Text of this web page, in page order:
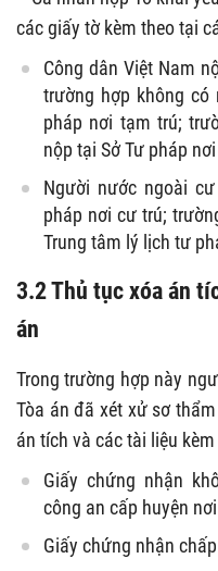
các giấy tờ kèm theo tại
Công dân Việt Nam
trường hợp không
pháp nơi tạm trú;
nộp tại Sở Tư pháp
Người nước ngoài
pháp nơi cư trú;
Trung tâm lý lịch tư
3.2 Thủ tục xóa án
án
Trong trường hợp này
Tòa án đã xét xử sơ
án tích và các tài liệu
Giấy chứng nhận
công an cấp huyện
Giấy chứng nhận